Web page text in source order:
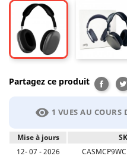
Partagez ce produit
visibility 1 VUES AU COURS
Mise à jours
12- 07 - 2026